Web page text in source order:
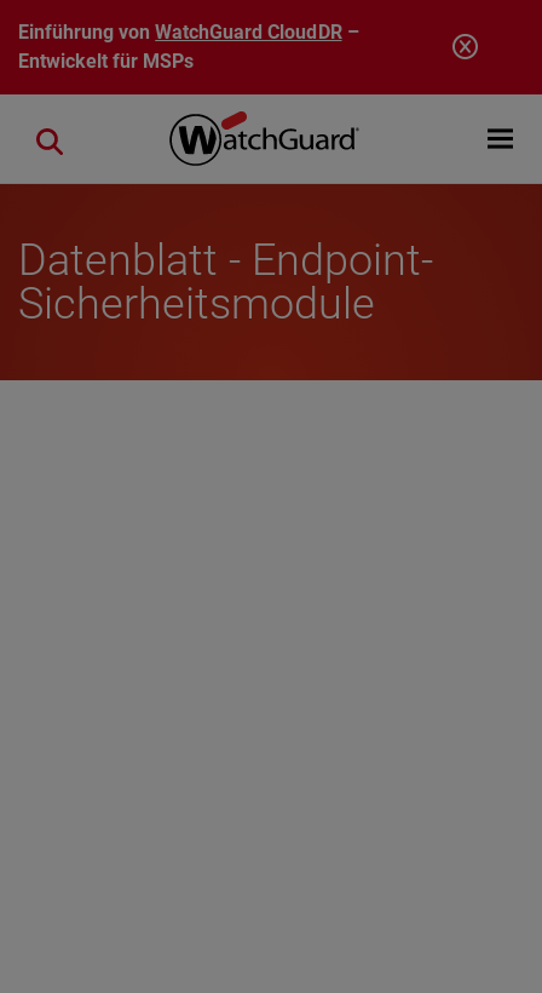
Direkt zum Inhalt
Einführung vonWatchGuard CloudDR–
Entwickelt für MSPs
Open
Close search
Datenblatt - Endpoint-
Sicherheitsmodule